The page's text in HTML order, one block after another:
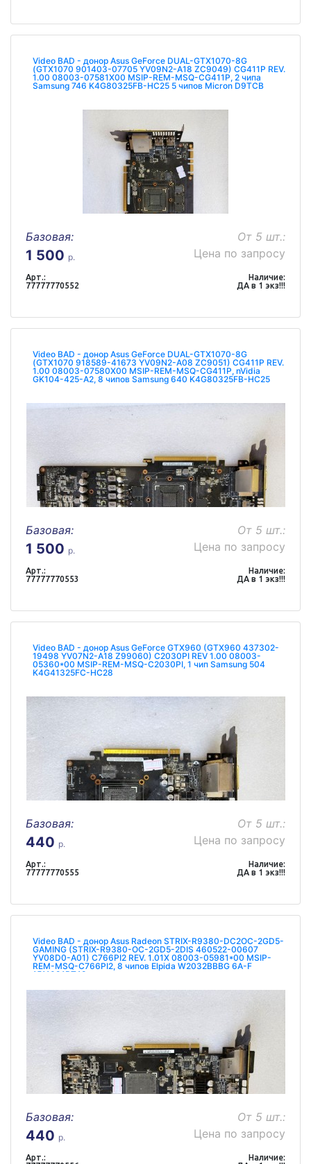
Video BAD - донор Asus GeForce DUAL-GTX1070-8G
(GTX1070 901403-07705 YV09N2-A18 ZC9049) CG411P REV.
1.00 08003-07581X00 MSIP-REM-MSQ-CG411P, 2 чипа
Samsung 746 K4G80325FB-HC25 5 чипов Micron D9TCB
Базовая:
1 500 р.
От 5 шт.:
Цена по запросу
Арт.:
77777770552
Наличие:
ДА в 1 экз!!!
Video BAD - донор Asus GeForce DUAL-GTX1070-8G
(GTX1070 918589-41673 YV09N2-A08 ZC9051) CG411P REV.
1.00 08003-07580X00 MSIP-REM-MSQ-CG411P, nVidia
GK104-425-A2, 8 чипов Samsung 640 K4G80325FB-HC25
Базовая:
1 500 р.
От 5 шт.:
Цена по запросу
Арт.:
77777770553
Наличие:
ДА в 1 экз!!!
Video BAD - донор Asus GeForce GTX960 (GTX960 437302-
19498 YV07N2-A18 Z99060) C2030PI REV 1.00 08003-
05360*00 MSIP-REM-MSQ-C2030PI, 1 чип Samsung 504
K4G41325FC-HC28
Базовая:
440 р.
От 5 шт.:
Цена по запросу
Арт.:
77777770555
Наличие:
ДА в 1 экз!!!
Video BAD - донор Asus Radeon STRIX-R9380-DC2OC-2GD5-
GAMING (STRIX-R9380-OC-2GD5-2DIS 460522-00607
YV08D0-A01) C766PI2 REV. 1.01X 08003-05981*00 MSIP-
REM-MSQ-C766PI2, 8 чипов Elpida W2032BBBG 6A-F
1511091BT48
Базовая:
440 р.
От 5 шт.:
Цена по запросу
Арт.:
Наличие: